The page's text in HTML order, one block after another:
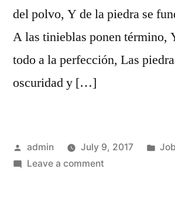
del polvo, Y de la piedra se
A las tinieblas ponen término,
todo a la perfección, Las
oscuridad y […]
Posted
by
admin July 9, 2017
Job
Leave a commenton